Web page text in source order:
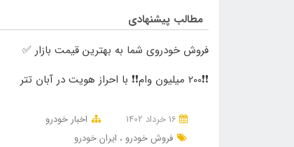
مطالب پیشنهادی
فروش خودروی شما به بهترین قیمت بازار ✅
❗❗200 میلیون وام❗❗ با احراز هویت در آبان تتر
اخبار خودرو
فروش خودرو
ایران خودرو